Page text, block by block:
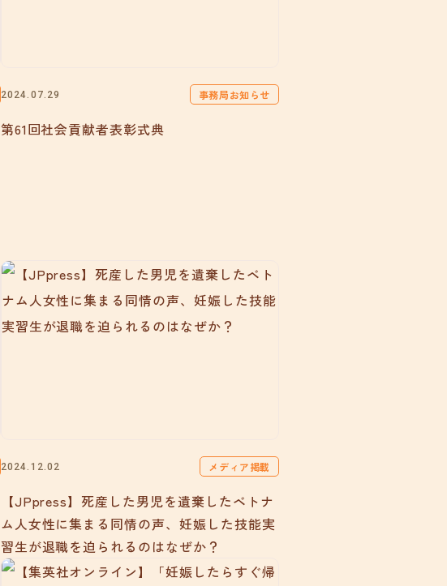
2024.07.29 事務局お知らせ
第61回社会貢献者表彰式典
2024.12.02 メディア掲載
【JPpress】死産した男児を遺棄したベトナ
ム人女性に集まる同情の声、妊娠した技能実
習生が退職を迫られるのはなぜか？